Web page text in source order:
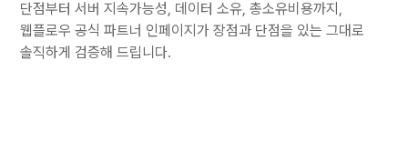
단점부터 서버 지속가능성, 데이터 소유, 총소유비용까지,
웹플로우 공식 파트너 인페이지가 장점과 단점을 있는 그대로
솔직하게 검증해 드립니다.